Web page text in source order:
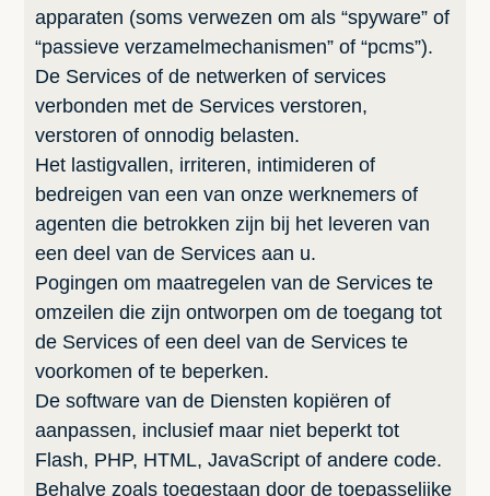
apparaten (soms verwezen om als “spyware” of
“passieve verzamelmechanismen” of “pcms”).
De Services of de netwerken of services
verbonden met de Services verstoren,
verstoren of onnodig belasten.
Het lastigvallen, irriteren, intimideren of
bedreigen van een van onze werknemers of
agenten die betrokken zijn bij het leveren van
een deel van de Services aan u.
Pogingen om maatregelen van de Services te
omzeilen die zijn ontworpen om de toegang tot
de Services of een deel van de Services te
voorkomen of te beperken.
De software van de Diensten kopiëren of
aanpassen, inclusief maar niet beperkt tot
Flash, PHP, HTML, JavaScript of andere code.
Behalve zoals toegestaan door de toepasselijke